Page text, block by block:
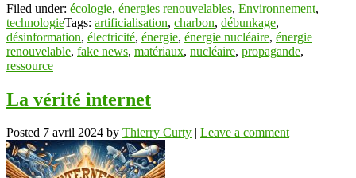
Filed under: écologie, énergies renouvelables, Environnement,
technologieTags: artificialisation, charbon, débunkage,
désinformation, électricité, énergie, énergie nucléaire, énergie
renouvelable, fake news, matériaux, nucléaire, propagande,
ressource
La vérité internet
Posted 7 avril 2024 by Thierry Curty Leave a comment